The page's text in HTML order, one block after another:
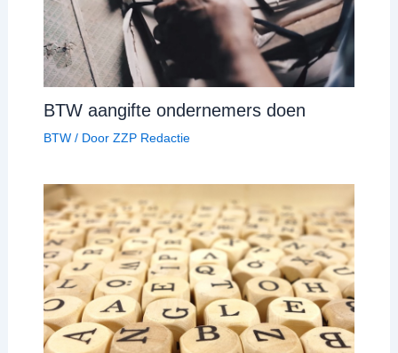
BTW aangifte ondernemers doen
BTW/ Door ZZP Redactie